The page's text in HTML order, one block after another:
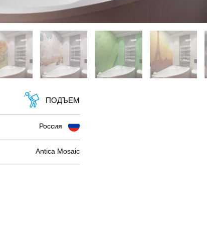
ПОДЪЕМ
Россия
Antica Mosaic